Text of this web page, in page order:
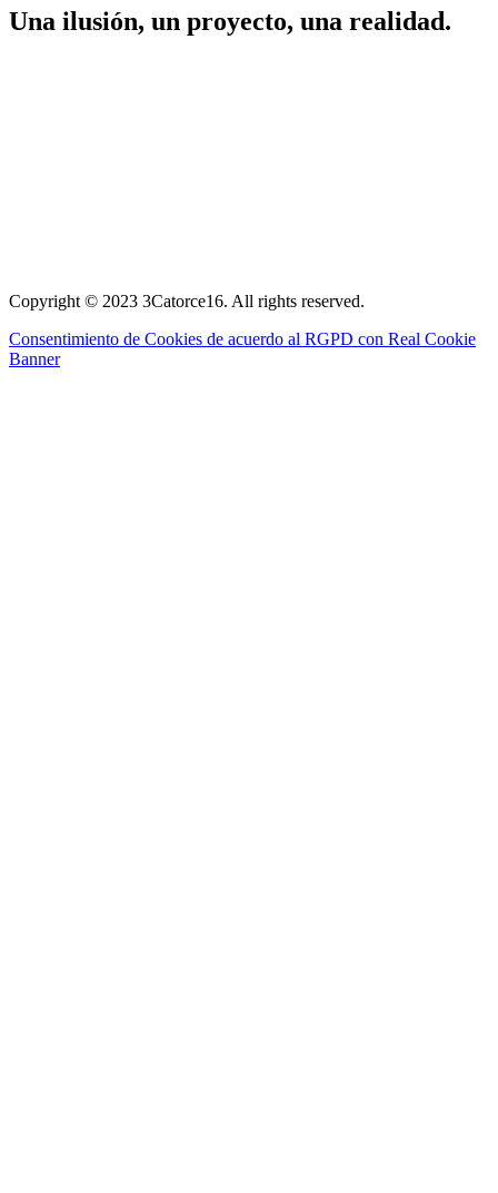
Una ilusión, un proyecto, una realidad.
Copyright © 2023 3Catorce16. All rights reserved.
Consentimiento de Cookies de acuerdo al RGPD con Real Cookie
Banner